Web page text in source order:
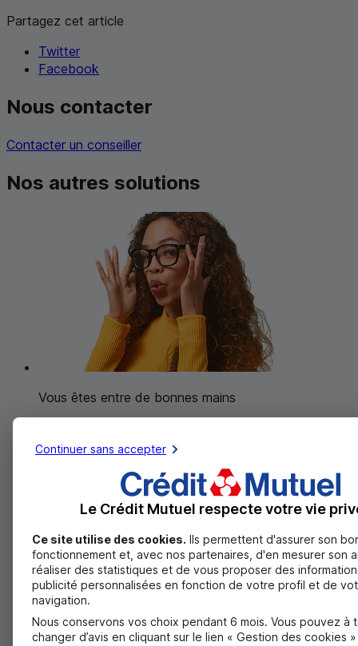
Partagez cet article
Twitter
Facebook
Nous contacter
Contacter un conseiller
Nos autres solutions
Vous êtes entre de bonnes mains
charge desbesoins essentiels
Nouvelle paire de lunettes, consultation dentaire,
vaccin ou frais d'hospitalisation... vous avez la liberté
de choisir le niveau de garantie dont vous avez
besoin.
Découvrir la complémentaire santé
Pas d’avance de frais grâce à la carte Avance
Santé
Continuer sans accepter
Le Crédit Mutuel respecte votre vie
Ce site utilise des cookies. Ils permettent d'assurer son
fonctionnement et, avec nos partenaires, d'en mesurer son
réaliser des statistiques et de vous proposer des
publicité personnalisées en fonction de votre profil et de
navigation.
Nous conservons vos choix pendant 6 mois. Vous pouvez à
changer d’avis en cliquant sur le lien « Gestion des cookies